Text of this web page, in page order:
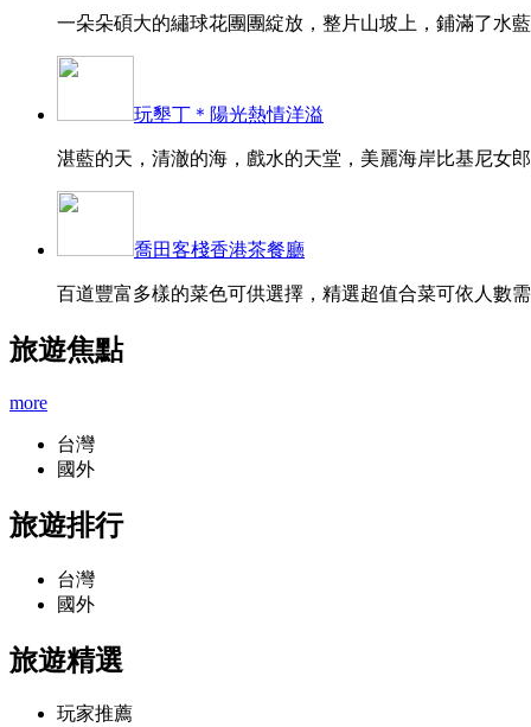
一朵朵碩大的繡球花團團綻放，整片山坡上，鋪滿了水
玩墾丁＊陽光熱情洋溢
湛藍的天，清澈的海，戲水的天堂，美麗海岸比基尼女
喬田客棧香港茶餐廳
百道豐富多樣的菜色可供選擇，精選超值合菜可依人數
旅遊焦點
more
台灣
國外
旅遊排行
台灣
國外
旅遊精選
玩家推薦